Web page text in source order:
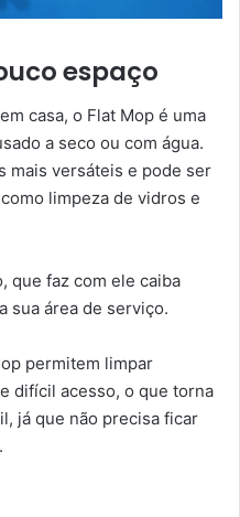
espaço
casa, o Flat Mop é uma
a seco ou com água.
mais versáteis e pode ser
limpeza de vidros e
que faz com ele caiba
sua área de serviço.
permitem limpar
difícil acesso, o que torna
já que não precisa ficar